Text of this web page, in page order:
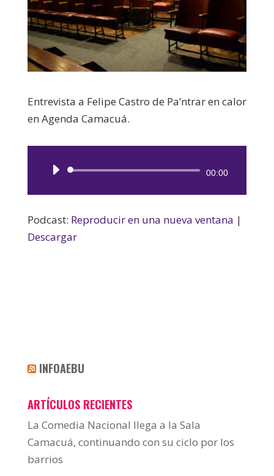
Entrevista a Felipe Castro de Pa’ntrar en calor
en Agenda Camacuá.
Reproductor
00:00
Podcast: Reproducir en una nueva ventana |
Descargar
INFOAEBU
ARTÍCULOS RECIENTES
La Comedia Nacional llega a la Sala
Camacuá, continuando con su ciclo por los
barrios